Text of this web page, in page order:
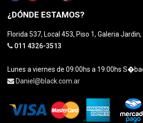
¿DÓNDE ESTAMOS?
Florida 537, Local 453, Piso 1, Galeria
011 4326-3513
Lunes a viernes de 09:00hs a 19:00hs
Daniel@black.com.ar